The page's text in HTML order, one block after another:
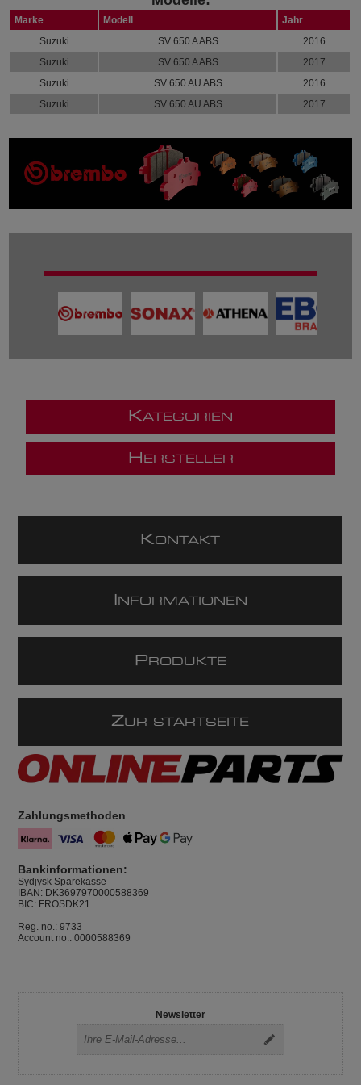
Marke Modell
Jahr
Suzuki
SV 650 A ABS
2016
Suzuki
SV 650 A ABS
2017
Suzuki
SV 650 AU ABS
2016
Suzuki
SV 650 AU ABS 2017
KATEGORIEN
H ERSTELLER
KONTAKT
NFORMATIONEN
P RODUKTE
ZUR STARTSEITE
Zahlungsmethoden
Bankinformationen:
Sydjysk Sparekasse
IBAN: DK3697970000588369
BIC: FROSDK21
Reg. no.: 9733
Account no.: 0000588369
Newsletter